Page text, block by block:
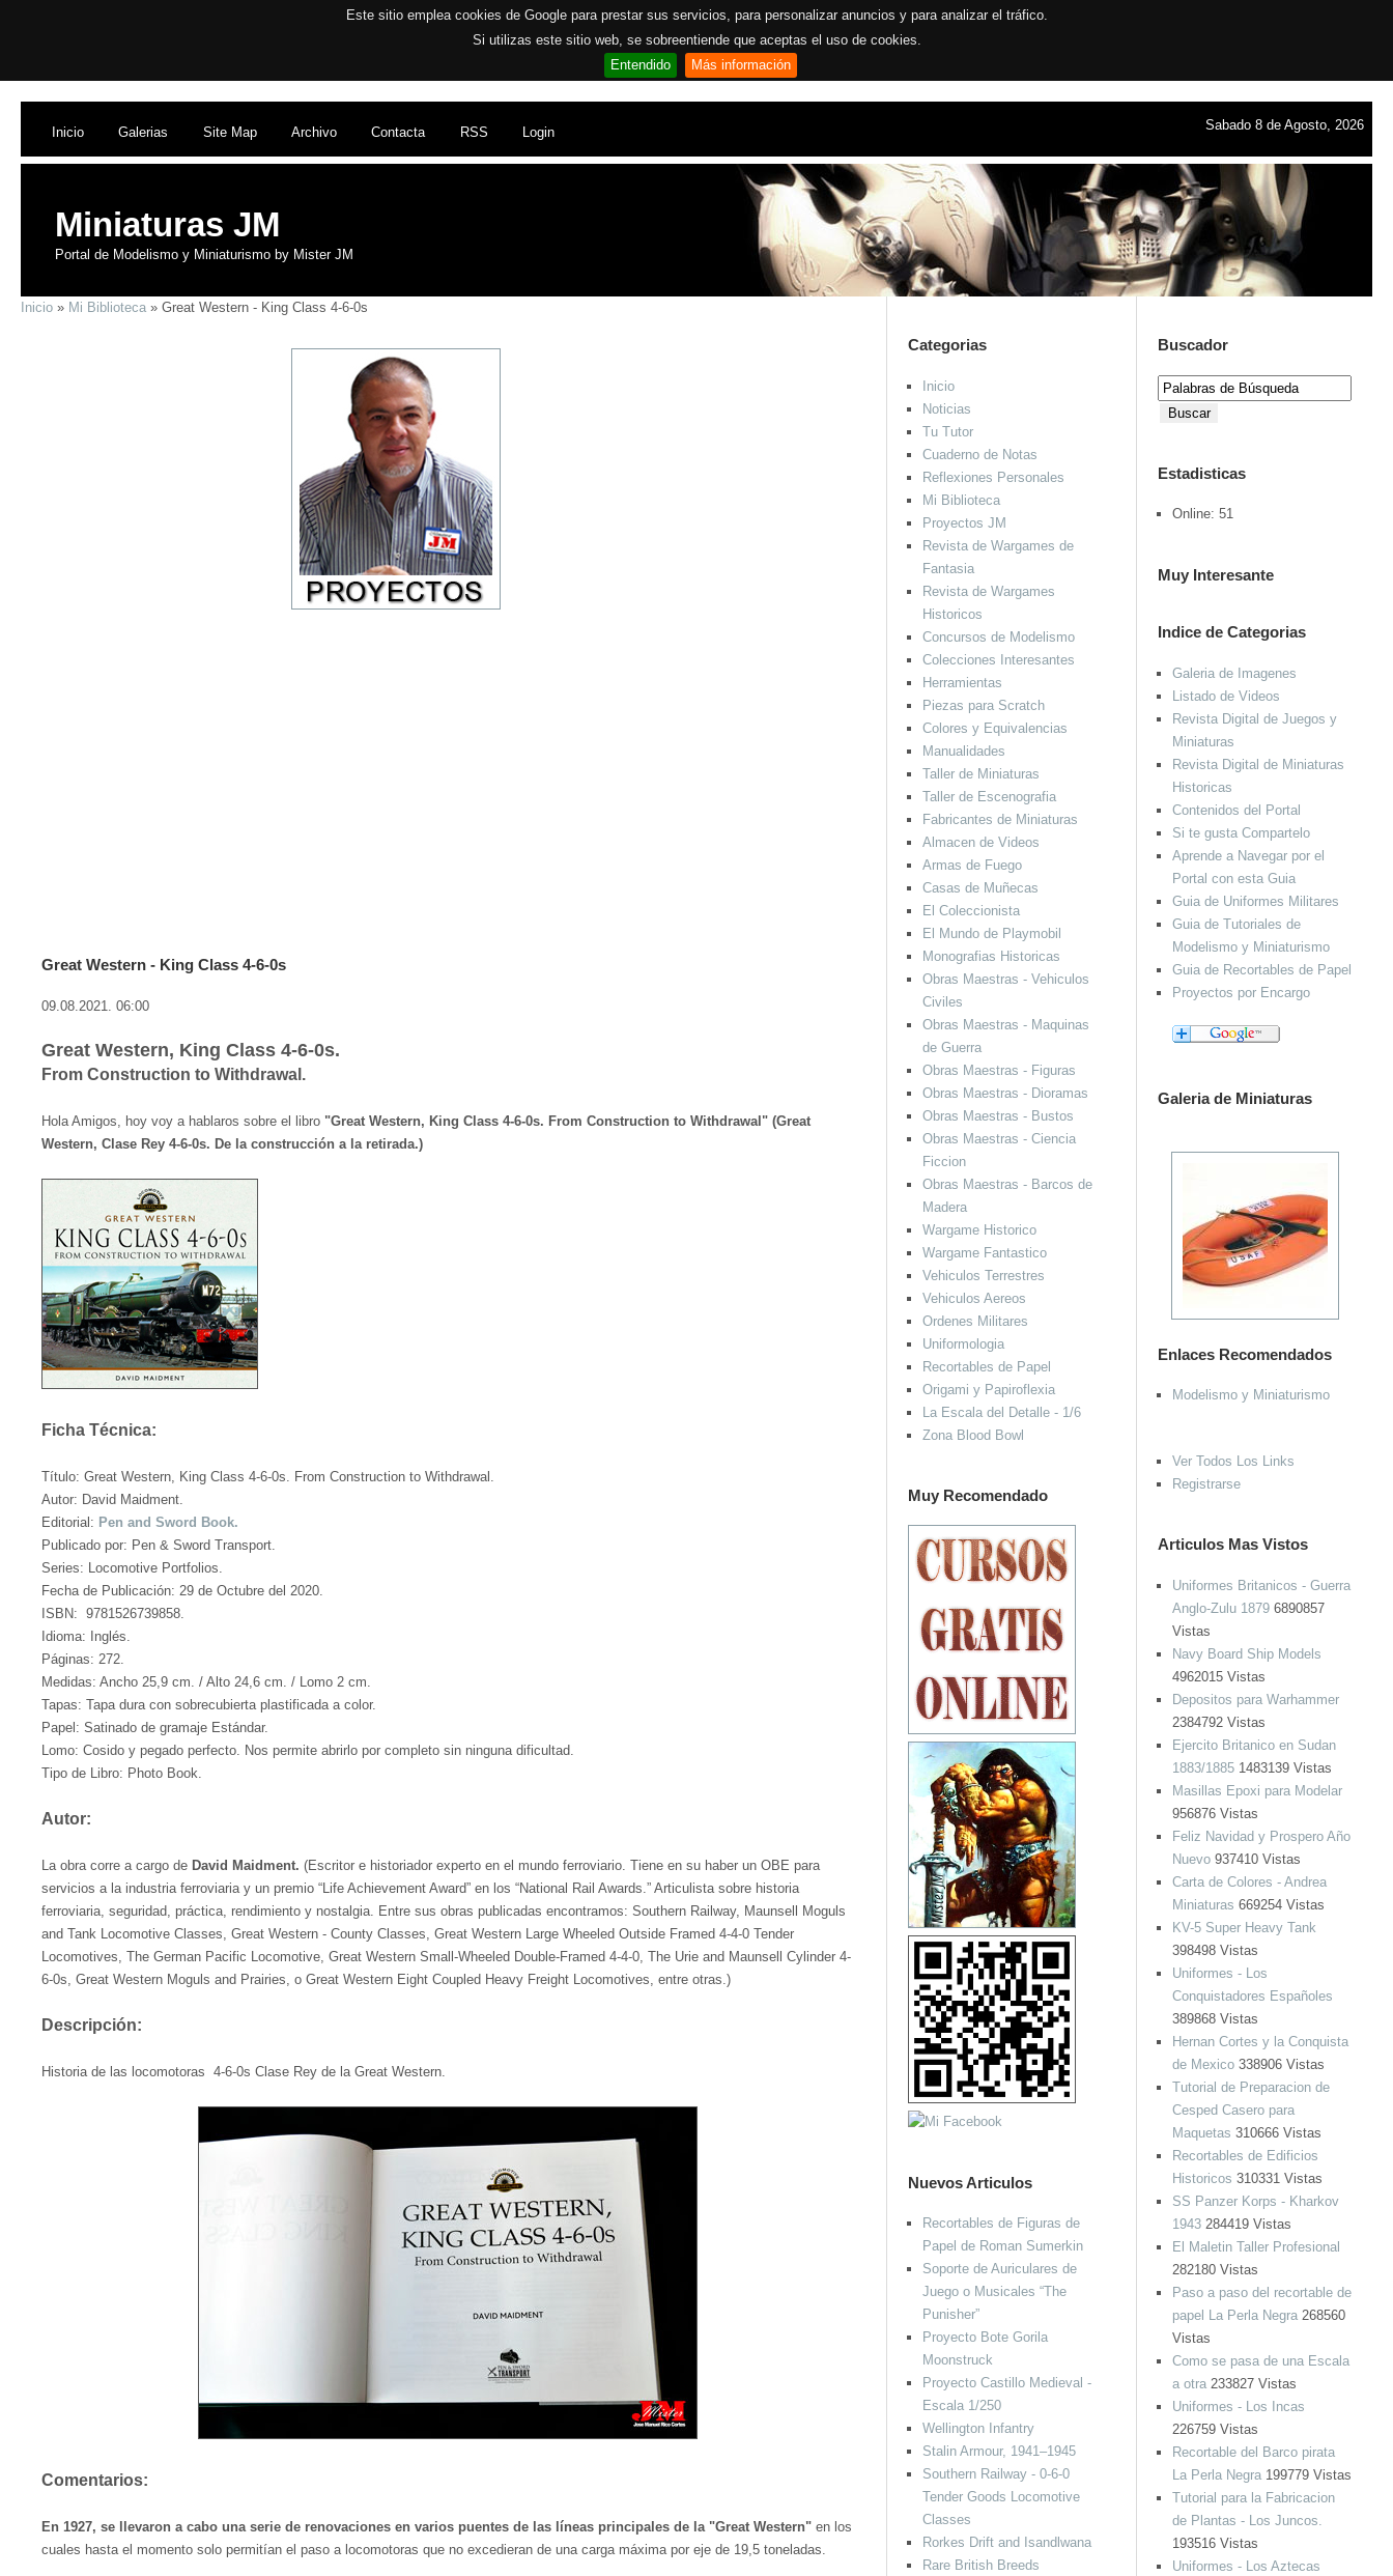
Este sitio emplea cookies de Google para prestar sus servicios, para personalizar anuncios y para analizar el tráfico.
Si utilizas este sitio web, se sobreentiende que aceptas el uso de cookies.
Entendido
Más información
Inicio Galerias Site Map Archivo Contacta RSS Login Sabado 8 de Agosto, 2026
Miniaturas JM
Portal de Modelismo y Miniaturismo by Mister JM
Inicio » Mi Biblioteca » Great Western - King Class 4-6-0s
Great Western - King Class 4-6-0s
09.08.2021. 06:00
Great Western, King Class 4-6-0s.
From Construction to Withdrawal.
Hola Amigos, hoy voy a hablaros sobre el libro "Great Western, King Class 4-6-0s. From Construction to Withdrawal" (Great
Western, Clase Rey 4-6-0s. De la construcción a la retirada.)
Ficha Técnica:
Título: Great Western, King Class 4-6-0s. From Construction to Withdrawal.
Autor: David Maidment.
Editorial: Pen and Sword Book.
Publicado por: Pen & Sword Transport.
Series: Locomotive Portfolios.
Fecha de Publicación: 29 de Octubre del 2020.
ISBN: 9781526739858.
Idioma: Inglés.
Páginas: 272.
Medidas: Ancho 25,9 cm. / Alto 24,6 cm. / Lomo 2 cm.
Tapas: Tapa dura con sobrecubierta plastificada a color.
Papel: Satinado de gramaje Estándar.
Lomo: Cosido y pegado perfecto. Nos permite abrirlo por completo sin ninguna dificultad.
Tipo de Libro: Photo Book.
Autor:
La obra corre a cargo de David Maidment. (Escritor e historiador experto en el mundo ferroviario. Tiene en su haber un OBE para
servicios a la industria ferroviaria y un premio “Life Achievement Award” en los “National Rail Awards.” Articulista sobre historia
ferroviaria, seguridad, práctica, rendimiento y nostalgia. Entre sus obras publicadas encontramos: Southern Railway, Maunsell Moguls
and Tank Locomotive Classes, Great Western - County Classes, Great Western Large Wheeled Outside Framed 4-4-0 Tender
Locomotives, The German Pacific Locomotive, Great Western Small-Wheeled Double-Framed 4-4-0, The Urie and Maunsell Cylinder 4-
6-0s, Great Western Moguls and Prairies, o Great Western Eight Coupled Heavy Freight Locomotives, entre otras.)
Descripción:
Historia de las locomotoras 4-6-0s Clase Rey de la Great Western.
Comentarios:
En 1927, se llevaron a cabo una serie de renovaciones en varios puentes de las líneas principales de la "Great Western" en los
cuales hasta el momento solo permitían el paso a locomotoras que no excedieran de una carga máxima por eje de 19,5 toneladas.
Buscador
Estadisticas
Online: 51
Muy Interesante
Indice de Categorias
Galeria de Imagenes
Listado de Videos
Revista Digital de Juegos y
Miniaturas
Revista Digital de Miniaturas
Historicas
Contenidos del Portal
Si te gusta Compartelo
Aprende a Navegar por el
Portal con esta Guia
Guia de Uniformes Militares
Guia de Tutoriales de
Modelismo y Miniaturismo
Guia de Recortables de Papel
Proyectos por Encargo
Galeria de Miniaturas
Enlaces Recomendados
Modelismo y Miniaturismo
Ver Todos Los Links
Registrarse
Articulos Mas Vistos
Uniformes Britanicos - Guerra
Anglo-Zulu 18796890857
Vistas
Navy Board Ship Models
4962015 Vistas
Depositos para Warhammer
2384792 Vistas
Ejercito Britanico en Sudan
1883/18851483139 Vistas
Masillas Epoxi para Modelar
956876 Vistas
Feliz Navidad y Prospero Año
Nuevo937410 Vistas
Carta de Colores - Andrea
Miniaturas 669254 Vistas
KV-5 Super Heavy Tank
398498 Vistas
Uniformes - Los
Conquistadores Españoles
389868 Vistas
Hernan Cortes y la Conquista
de Mexico338906 Vistas
Tutorial de Preparacion de
Cesped Casero para
Maquetas 310666 Vistas
Recortables de Edificios
Historicos 310331 Vistas
SS Panzer Korps - Kharkov
1943284419 Vistas
El Maletin Taller Profesional
282180 Vistas
Paso a paso del recortable de
papel La Perla Negra268560
Vistas
Como se pasa de una Escala
a otra233827 Vistas
Uniformes - Los Incas
226759 Vistas
Recortable del Barco pirata
La Perla Negra199779 Vistas
Tutorial para la Fabricacion
de Plantas - Los Juncos.
193516 Vistas
Uniformes - Los Aztecas
Categorias
Inicio
Noticias
Tu Tutor
Cuaderno de Notas
Reflexiones Personales
Mi Biblioteca
Proyectos JM
Revista de Wargames de
Fantasia
Revista de Wargames
Historicos
Concursos de Modelismo
Colecciones Interesantes
Herramientas
Piezas para Scratch
Colores y Equivalencias
Manualidades
Taller de Miniaturas
Taller de Escenografia
Fabricantes de Miniaturas
Almacen de Videos
Armas de Fuego
Casas de Muñecas
El Coleccionista
El Mundo de Playmobil
Monografias Historicas
Obras Maestras - Vehiculos
Civiles
Obras Maestras - Maquinas
de Guerra
Obras Maestras - Figuras
Obras Maestras - Dioramas
Obras Maestras - Bustos
Obras Maestras - Ciencia
Ficcion
Obras Maestras - Barcos de
Madera
Wargame Historico
Wargame Fantastico
Vehiculos Terrestres
Vehiculos Aereos
Ordenes Militares
Uniformologia
Recortables de Papel
Origami y Papiroflexia
La Escala del Detalle - 1/6
Zona Blood Bowl
Muy Recomendado
Nuevos Articulos
Recortables de Figuras de
Papel de Roman Sumerkin
Soporte de Auriculares de
Juego o Musicales “The
Punisher”
Proyecto Bote Gorila
Moonstruck
Proyecto Castillo Medieval -
Escala 1/250
Wellington Infantry
Stalin Armour, 1941–1945
Southern Railway - 0-6-0
Tender Goods Locomotive
Classes
Rorkes Drift and Isandlwana
Rare British Breeds